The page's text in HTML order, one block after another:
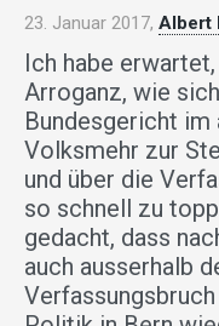
23. Januar 2017, Albert
Ich habe
Arroganz, wie
Bundesgericht im
Volksmehr zur
und über die
so schnell zu
gedacht, dass
auch ausserhalb